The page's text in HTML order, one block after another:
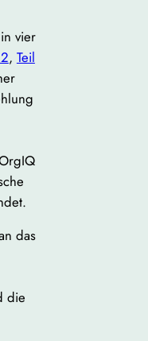
vier
, Teil
das
die